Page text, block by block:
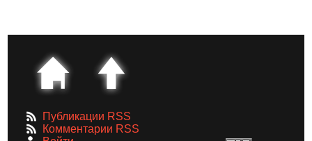
Публикации RSS
Комментарии RSS